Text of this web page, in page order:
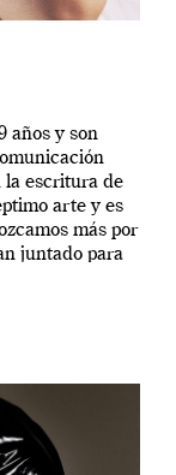
años y son
la escritura de
arte y es
más por
juntado para